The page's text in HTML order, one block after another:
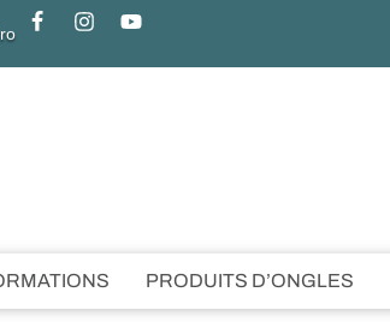
PRODUITS D’ONGLES